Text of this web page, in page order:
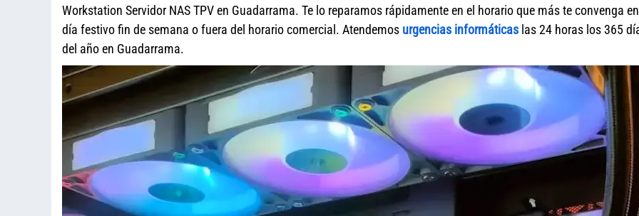
Workstation Servidor NAS TPV en Guadarrama. Te lo reparamos rápidamente en el horario que más te convenga en
día festivo fin de semana o fuera del horario comercial. Atendemos urgencias informáticas las 24 horas los 365
del año en Guadarrama.